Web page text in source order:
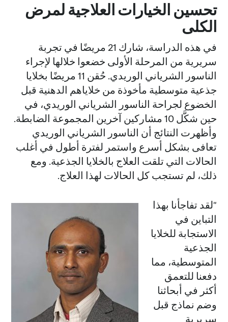
تحسين الخيارات العلاجية لمرض
الكلى
في هذه الدراسة، شارك 21 مريضًا في تجربة
سريرية من المرحلة الأولى خضعوا خلالها لإجراء
الناسور الشرياني الوريدي. حُقن 11 مريضًا بخلايا
جذعية متوسطية مأخوذة من خلاياهم الدهنية قبل
الخضوع لجراحة الناسور الشرياني الوريدي، في
حين شكَّل 10 مشاركين آخرين المجموعة الضابطة.
وأظهرت النتائج أن الناسور الشرياني الوريدي
تعافى بشكل أسرع واستمر لفترة أطول في أغلب
الحالات التي تلقت العلاج بالخلايا الجذعية. ومع
ذلك، لم تستجب كل الحالات لهذا العلاج.
"لقد تفاجأنا بهذا
التباين في
الاستجابة للخلايا
الجذعية
المتوسطية، مما
دفعنا للتعمق
أكثر في أبحاثنا
وضم نماذج قبل
سريرية